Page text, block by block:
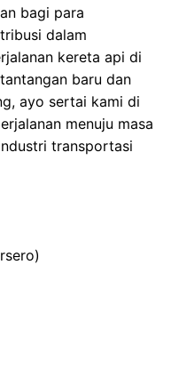
bagi para
dalam
kereta api di
baru dan
ayo sertai kami di
menuju masa
transportasi